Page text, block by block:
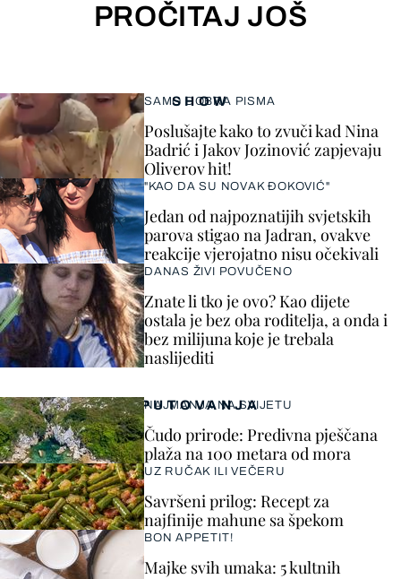
PROČITAJ JOŠ
SHOW
SAMO DOBRA PISMA
Poslušajte kako to zvuči kad Nina
Badrić i Jakov Jozinović zapjevaju
Oliverov hit!
"KAO DA SU NOVAK ĐOKOVIĆ"
Jedan od najpoznatijih svjetskih
parova stigao na Jadran, ovakve
reakcije vjerojatno nisu očekivali
DANAS ŽIVI POVUČENO
Znate li tko je ovo? Kao dijete
ostala je bez oba roditelja, a onda i
bez milijuna koje je trebala
naslijediti
PUTOVANJA
NAJMANJA NA SVIJETU
Čudo prirode: Predivna pješčana
plaža na 100 metara od mora
UZ RUČAK ILI VEČERU
Savršeni prilog: Recept za
najfinije mahune sa špekom
BON APPETIT!
Majke svih umaka: 5 kultnih